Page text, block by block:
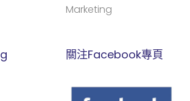
Marketing
關注Facebook專頁